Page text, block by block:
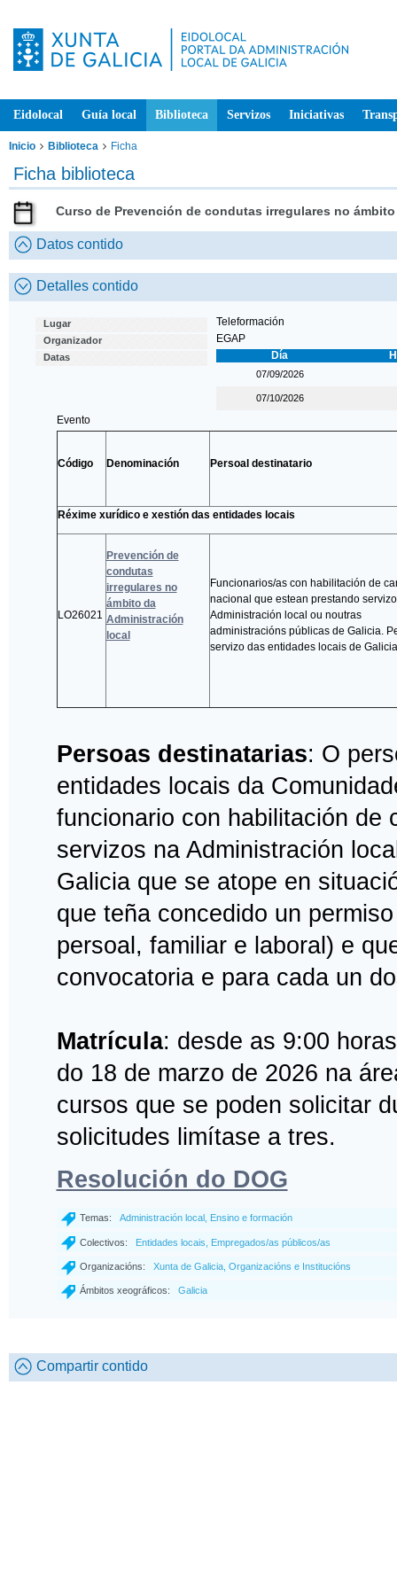
Eidolocal Guía local Biblioteca Servizos Iniciativas
Inicio Biblioteca Ficha
Ficha biblioteca
Curso de Prevención de condutas irregulares no
Datos contido
Detalles contido
Lugar Teleformación
Organizador EGAP
Datas Día
07/09/2026
07/10/2026
Evento
Código Denominación Persoal destinatario
Réxime xurídico e xestión das entidades locais
LO26021
Prevención de
condutas
irregulares no
ámbito da
Administración
local
Funcionarios/as con habilitación de
nacional que estean prestando
Administración local ou noutras
administracións públicas de Galicia.
servizo das entidades locais de
Persoas destinatarias: O
entidades locais da
funcionario con habilitación de
servizos na Administración
Galicia que se atope en
que teña concedido un
persoal, familiar e laboral) e
convocatoria e para cada un
Matrícula: desde as 9:00
do 18 de marzo de 2026 na
cursos que se poden solicitar
solicitudes limítase a tres.
Resolución do DOG
Temas: Administración local, Ensino e formación
Colectivos: Entidades locais, Empregados/as públicos/as
Organizacións: Xunta de Galicia, Organizacións e Institucións
Ámbitos xeográficos: Galicia
Compartir contido